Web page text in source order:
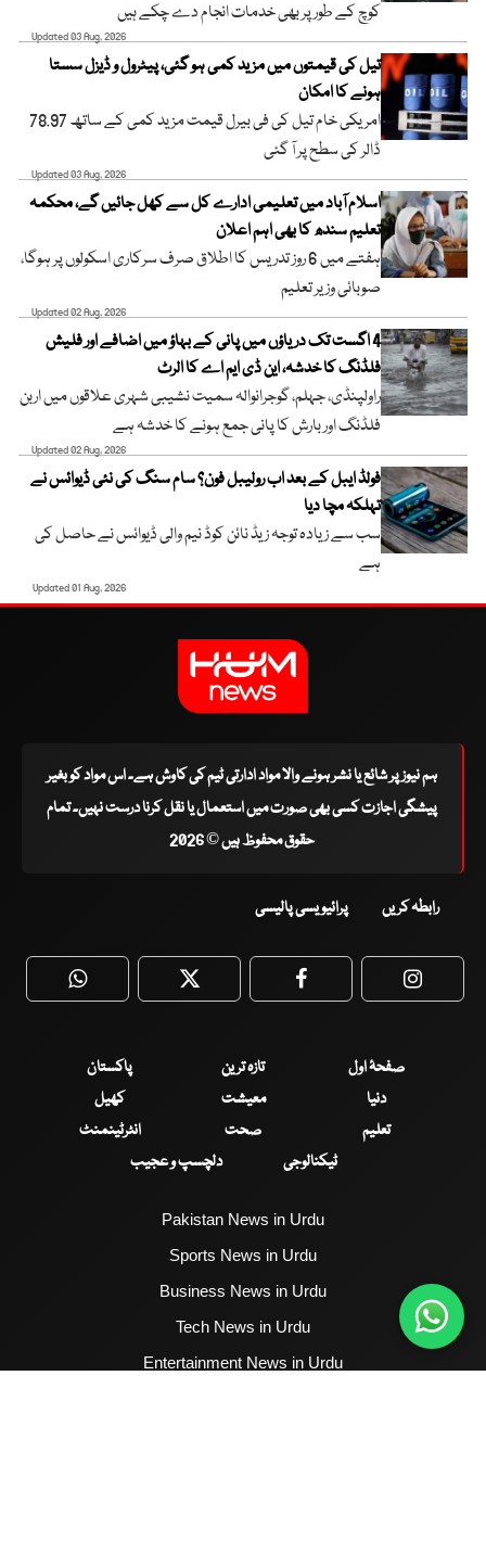
کوچ کے طور پر بھی خدمات انجام دے چکے ہیں
Updated 03 Aug, 2026
تیل کی قیمتوں میں مزید کمی ہو گئی، پیٹرول و ڈیزل سستا
ہونے کا امکان
امریکی خام تیل کی فی بیرل قیمت مزید کمی کے ساتھ 78.97
ڈالر کی سطح پر آ گئی
Updated 03 Aug, 2026
اسلام آباد میں تعلیمی ادارے کل سے کھل جائیں گے، محکمہ
تعلیم سندھ کا بھی اہم اعلان
ہفتے میں 6 روز تدریس کا اطلاق صرف سرکاری اسکولوں پر ہوگا،
صوبائی وزیر تعلیم
Updated 02 Aug, 2026
4 اگست تک دریاؤں میں پانی کے بہاؤ میں اضافے اور فلیش
فلڈنگ کا خدشہ، این ڈی ایم اے کا الرٹ
راولپنڈی، جہلم، گوجرانوالہ سمیت نشیبی شہری علاقوں میں اربن
فلڈنگ اور بارش کا پانی جمع ہونے کا خدشہ ہے
Updated 02 Aug, 2026
فولڈ ایبل کے بعد اب رولیبل فون؟ سام سنگ کی نئی ڈیوائس نے
تہلکہ مچا دیا
سب سے زیادہ توجہ زیڈ نائن کوڈ نیم والی ڈیوائس نے حاصل کی
ہے
Updated 01 Aug, 2026
ہم نیوز پر شائع یا نشر ہونے والا مواد ادارتی ٹیم کی کاوش ہے۔ اس مواد کو بغیر
پیشگی اجازت کسی بھی صورت میں استعمال یا نقل کرنا درست نہیں۔ تمام
حقوق محفوظ ہیں © 2026
رابطہ کریں پرائیویسی پالیسی
WhatsApp Twitter Facebook
صفحۂ اول تازہ ترین
پاکستان
دنیا
معیشت
کھیل
تعلیم
صحت
انٹرٹینمنٹ
ٹیکنالوجی
دلچسپ و عجیب
Pakistan News in Urdu
Sports News in Urdu
Business News in Urdu
Tech News in Urdu
Entertainment News in Urdu